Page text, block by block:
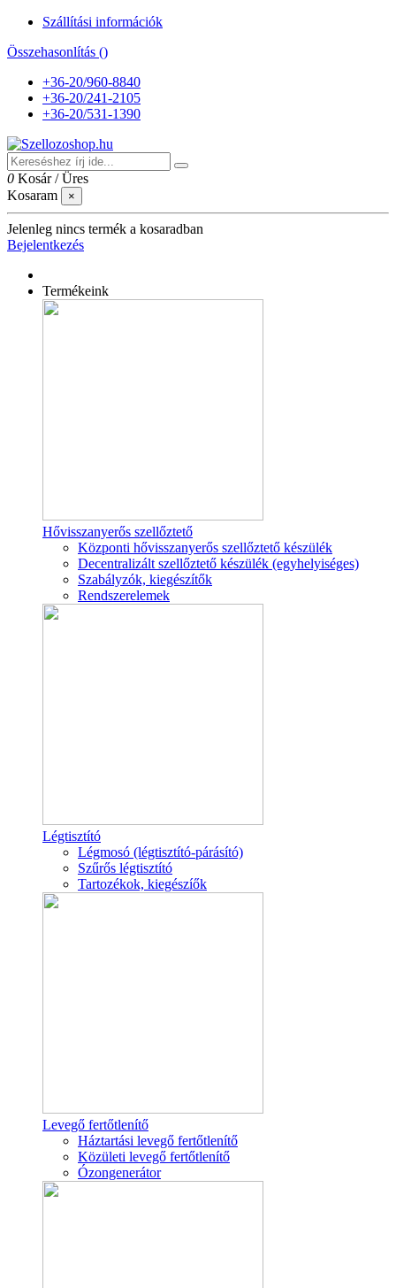
Szállítási információk
Összehasonlítás ()
+36-20/960-8840
+36-20/241-2105
+36-20/531-1390
0 Kosár /Üres
Kosaram
×
Jelenleg nincs termék a kosaradban
Bejelentkezés
Termékeink
Hővisszanyerős szellőztető
Központi hővisszanyerős szellőztető készülék
Decentralizált szellőztető készülék (egyhelyiséges)
Szabályzók, kiegészítők
Rendszerelemek
Légtisztító
Légmosó (légtisztító-párásító)
Szűrős légtisztító
Tartozékok, kiegészíők
Levegő fertőtlenítő
Háztartási levegő fertőtlenítő
Közületi levegő fertőtlenítő
Ózongenerátor